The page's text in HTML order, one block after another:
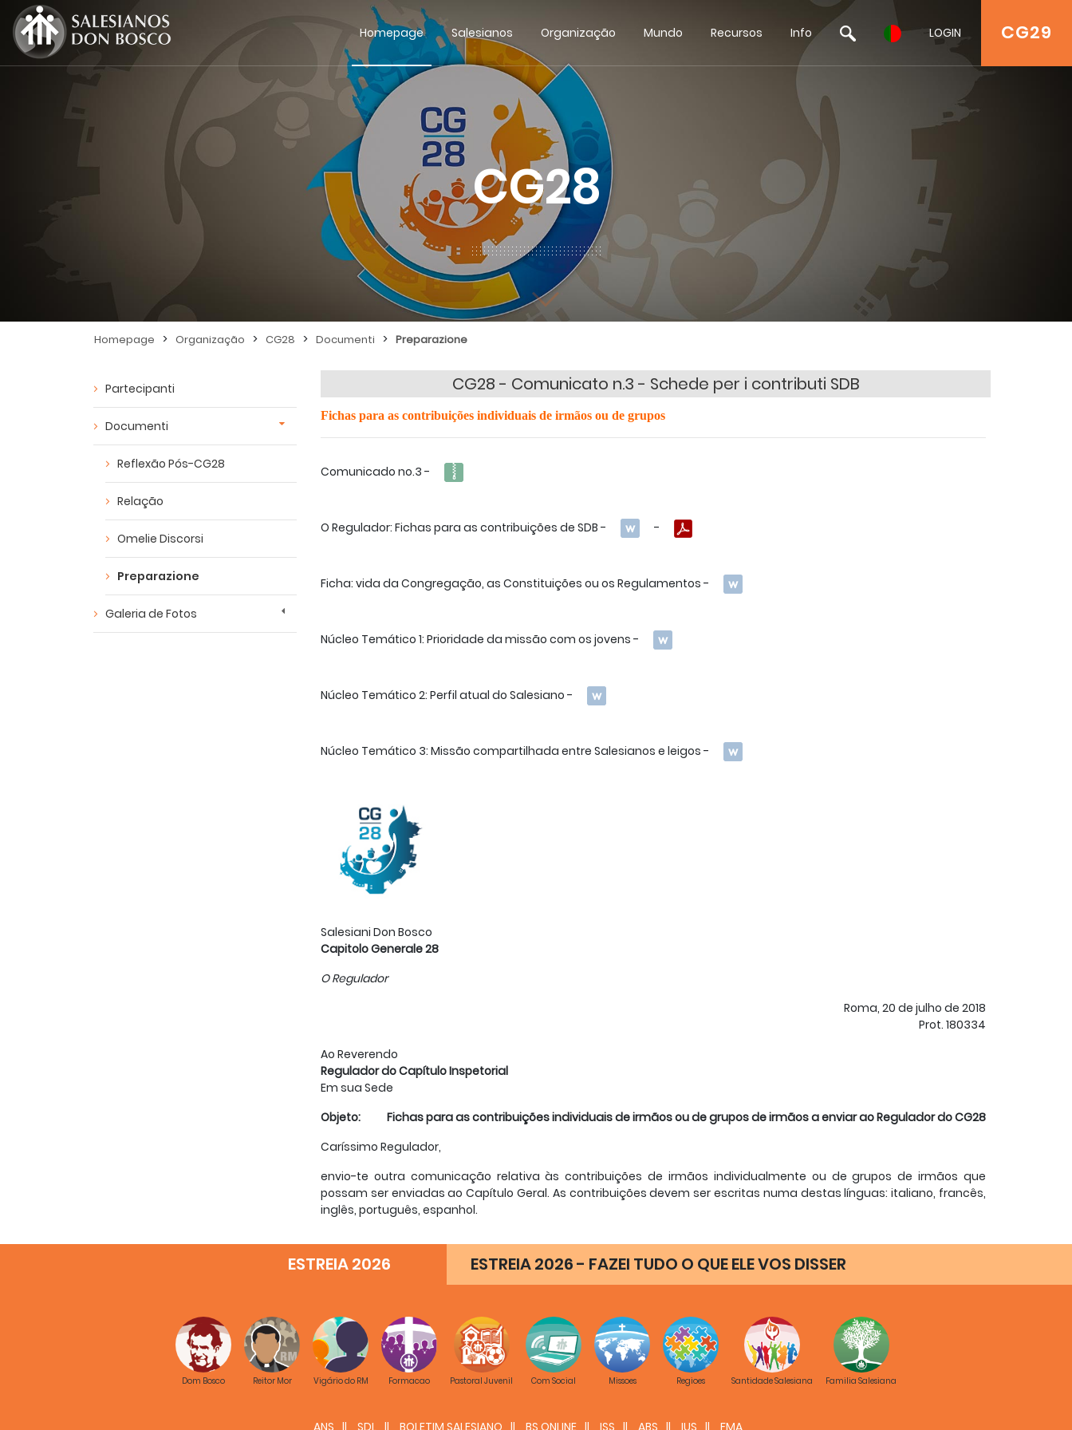
CG29
Homepage Salesianos Organização Mundo Recursos Info LOGIN
CG28
Homepage > Organização > CG28 > Documenti > Preparazione
Partecipanti
Documenti
Reflexão Pós-CG28
Relação
Omelie Discorsi
Preparazione
Galeria de Fotos
CG28 - Comunicato n.3 - Schede per i contributi SDB
Fichas para as contribuições individuais de irmãos ou de grupos
Comunicado no.3 -
O Regulador: Fichas para as contribuições de SDB - -
Ficha: vida da Congregação, as Constituições ou os Regulamentos -
Núcleo Temático 1: Prioridade da missão com os jovens -
Núcleo Temático 2: Perfil atual do Salesiano -
Núcleo Temático 3: Missão compartilhada entre Salesianos e leigos -
Salesiani Don Bosco
Capitolo Generale 28
O Regulador
Roma, 20 de julho de 2018
Prot. 180334
Ao Reverendo
Regulador do Capítulo Inspetorial
Em sua Sede
Objeto: Fichas para as contribuições individuais de irmãos ou de grupos de irmãos a enviar ao Regulador do CG28
Caríssimo Regulador,
envio-te outra comunicação relativa às contribuições de irmãos individualmente ou de grupos de irmãos que
possam ser enviadas ao Capítulo Geral. As contribuições devem ser escritas numa destas línguas: italiano, francês,
inglês, português, espanhol.
comunidades locais, a grupos de irmãos ou a sócios individualmente, de enviar as suas propostas ao Regulador do
CG28 (Reg. 112). Envio-te, por isso os módulos para essas contribuições.
estas contribuições é importante a essencialidade da formulação.
2. Há, também, aficha para propostas relativas à vida da Congregação, às Constituições ou aos Regulamentos.
Neste caso, é preciso que haja em cada ficha uma única proposta formulada de modo conciso com as suas
motivações.
ESTREIA 2026 ESTREIA 2026 - FAZEI TUDO O QUE ELE VOS DISSER
Dom Bosco Reitor Mor Vigário do RM Formacao Pastoral Juvenil Com Social Missoes Regioes Santidade Salesiana Familia Salesiana